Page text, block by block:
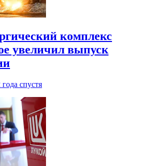
комплекс
увеличил выпуск
года спустя